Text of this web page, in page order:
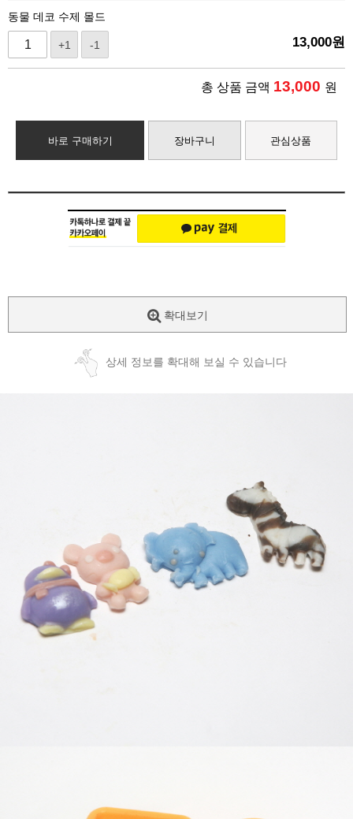
동물 데코 수제 몰드
+1 -1 13,000원
총 상품 금액 13,000 원
바로 구매하기 장바구니 관심상품
확대보기
상세 정보를 확대해 보실 수 있습니다